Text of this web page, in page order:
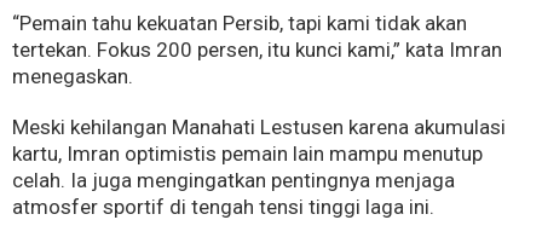
“Pemain tahu kekuatan Persib, tapi kami tidak akan
tertekan. Fokus 200 persen, itu kunci kami,” kata Imran
menegaskan.
Meski kehilangan Manahati Lestusen karena akumulasi
kartu, Imran optimistis pemain lain mampu menutup
celah. Ia juga mengingatkan pentingnya menjaga
atmosfer sportif di tengah tensi tinggi laga ini.